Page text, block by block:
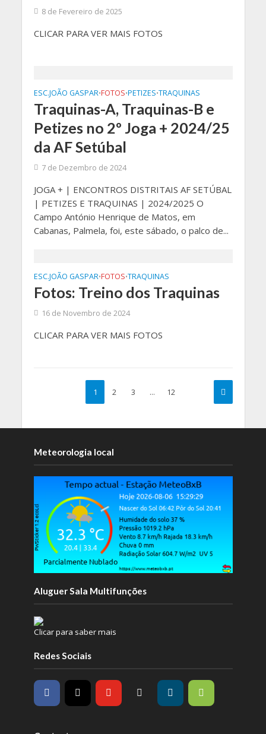
8 de Fevereiro de 2025
CLICAR PARA VER MAIS FOTOS
ESC.JOÃO GASPAR•FOTOS•PETIZES•TRAQUINAS
Traquinas-A, Traquinas-B e
Petizes no 2º Joga + 2024/25
da AF Setúbal
7 de Dezembro de 2024
JOGA + | ENCONTROS DISTRITAIS AF SETÚBAL
| PETIZES E TRAQUINAS | 2024/2025 O
Campo António Henrique de Matos, em
Cabanas, Palmela, foi, este sábado, o palco de...
ESC.JOÃO GASPAR•FOTOS•TRAQUINAS
Fotos: Treino dos Traquinas
16 de Novembro de 2024
CLICAR PARA VER MAIS FOTOS
1 2 3 … 12
Meteorologia local
Aluguer Sala Multifunções
Clicar para saber mais
Redes Sociais